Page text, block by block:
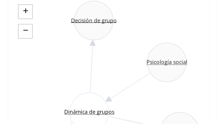
+
−
Decisión de grupo
Dinámica de grupos
Psicología social